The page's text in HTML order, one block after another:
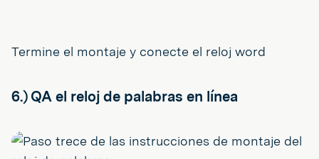
Termine el montaje y conecte el reloj word
6.) QA el reloj de palabras en línea